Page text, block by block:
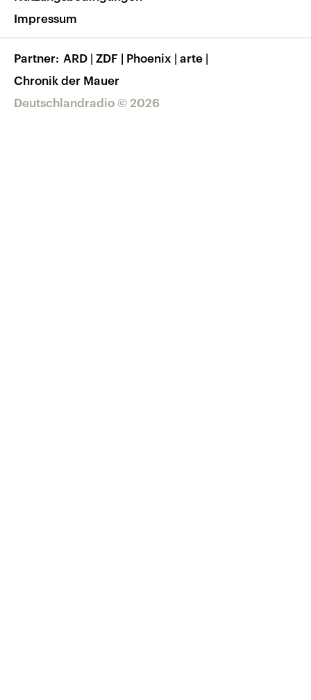
RSS
Barrierefreiheit
Deutschlandradio © 2026
Impressum
Partner ARD | ZDF | Phoenix | arte |
Chronik der Mauer